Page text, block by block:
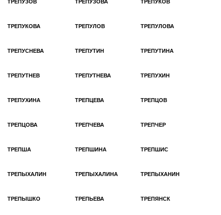
ТРЕПУЗОВ ТРЕПУЗОВА ТРЕПУКОВ
ТРЕПУКОВА ТРЕПУЛОВ ТРЕПУЛОВА
ТРЕПУСНЕВА ТРЕПУТИН ТРЕПУТИНА
ТРЕПУТНЕВ ТРЕПУТНЕВА ТРЕПУХИН
ТРЕПУХИНА ТРЕПЦЕВА ТРЕПЦОВ
ТРЕПЦОВА ТРЕПЧЕВА ТРЕПЧЕР
ТРЕПША ТРЕПШИНА ТРЕПШИС
ТРЕПЫХАЛИН ТРЕПЫХАЛИНА ТРЕПЫХАНИН
ТРЕПЫШКО ТРЕПЬЕВА ТРЕПЯНСК